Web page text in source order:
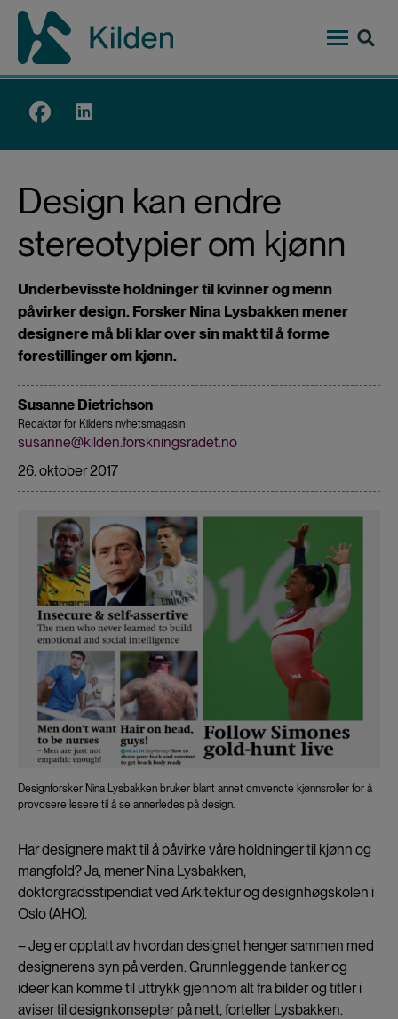
Hopp
hovedinnhold
Top
Design kan endre
stereotypier om kjønn
Underbevisste holdninger til kvinner og menn
påvirker design. Forsker Nina Lysbakken mener
designere må bli klar over sin makt til å forme
forestillinger om kjønn.
Susanne Dietrichson
Redaktør for Kildens nyhetsmagasin
susanne@kilden.forskningsradet.no
26. oktober 2017
Designforsker Nina Lysbakken bruker blant annet omvendte kjønnsroller for å
provosere lesere til å se annerledes på design.
Har designere makt til å påvirke våre holdninger til kjønn og
mangfold? Ja, mener Nina Lysbakken,
doktorgradsstipendiat ved Arkitektur og designhøgskolen i
Oslo (AHO).
– Jeg er opptatt av hvordan designet henger sammen med
designerens syn på verden. Grunnleggende tanker og
ideer kan komme til uttrykk gjennom alt fra bilder og titler i
aviser til designkonsepter på nett, forteller Lysbakken.